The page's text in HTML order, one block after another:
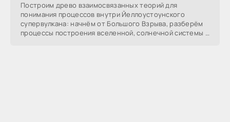
Построим древо взаимосвязанных теорий для
понимания процессов внутри Йеллоустоунского
супервулкана: начнём от Большого Взрыва, разберём
процессы построения вселенной, солнечной системы в